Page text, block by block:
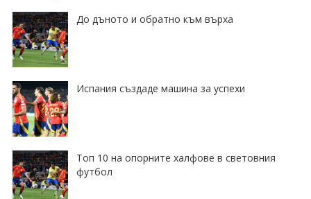
До дъното и обратно към върха
Испания създаде машина за успехи
Топ 10 на опорните халфове в световния
футбол